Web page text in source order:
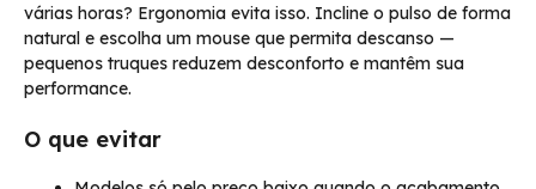
várias horas? Ergonomia evita isso. Incline o pulso de forma
natural e escolha um mouse que permita descanso —
pequenos truques reduzem desconforto e mantêm sua
performance.
O que evitar